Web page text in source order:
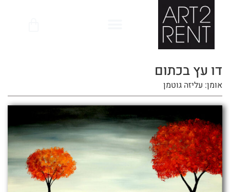
דו עץ בכתום
אומן: עליזה גוטמן